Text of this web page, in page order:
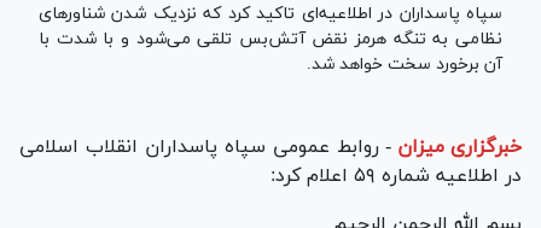
سپاه پاسداران در اطلاعیه‌ای تاکید کرد که نزدیک شدن شناور‌های
نظامی به تنگه هرمز نقض آتش‌بس تلقی می‌شود و با شدت با
آن برخورد سخت خواهد شد.
خبرگزاری میزان - روابط عمومی سپاه پاسداران انقلاب اسلامی
در اطلاعیه شماره ۵۹ اعلام کرد: